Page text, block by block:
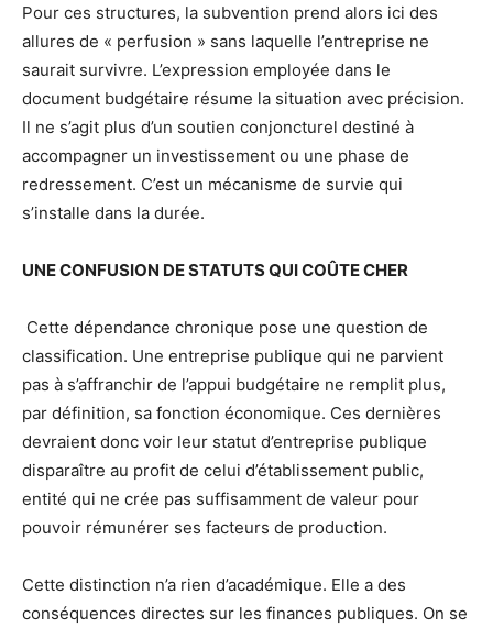
Pour ces structures, la subvention prend alors ici des
allures de « perfusion » sans laquelle l’entreprise ne
saurait survivre. L’expression employée dans le
document budgétaire résume la situation avec précision.
Il ne s’agit plus d’un soutien conjoncturel destiné à
accompagner un investissement ou une phase de
redressement. C’est un mécanisme de survie qui
s’installe dans la durée.
UNE CONFUSION DE STATUTS QUI COÛTE CHER
Cette dépendance chronique pose une question de
classification. Une entreprise publique qui ne parvient
pas à s’affranchir de l’appui budgétaire ne remplit plus,
par définition, sa fonction économique. Ces dernières
devraient donc voir leur statut d’entreprise publique
disparaître au profit de celui d’établissement public,
entité qui ne crée pas suffisamment de valeur pour
pouvoir rémunérer ses facteurs de production.
Cette distinction n’a rien d’académique. Elle a des
conséquences directes sur les finances publiques. On se